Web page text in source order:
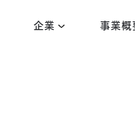
企業 事業概